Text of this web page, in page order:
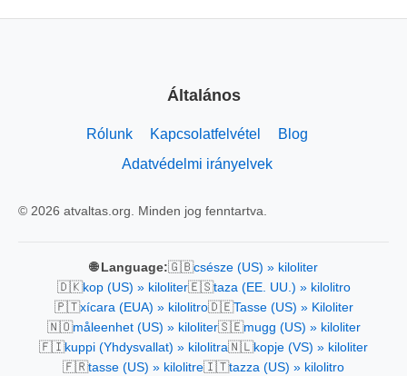
Általános
Rólunk Kapcsolatfelvétel
Blog
Adatvédelmi irányelvek
© 2026 atvaltas.org. Minden jog fenntartva.
🌐 Language:🇬🇧csésze (US) » kiloliter
🇩🇰kop (US) » kiloliter🇪🇸taza (EE. UU.) » kilolitro
🇵🇹xícara (EUA) » kilolitro🇩🇪Tasse (US) » Kiloliter
🇳🇴måleenhet (US) » kiloliter🇸🇪mugg (US) » kiloliter
🇫🇮kuppi (Yhdysvallat) » kilolitra🇳🇱kopje (VS) » kiloliter
🇫🇷tasse (US) » kilolitre🇮🇹tazza (US) » kilolitro